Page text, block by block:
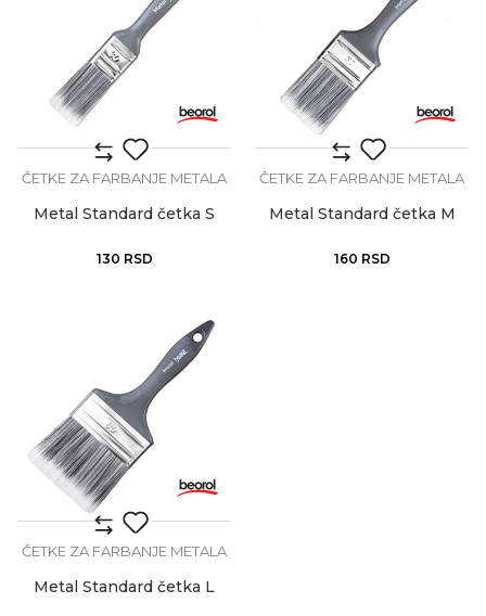
ČETKE ZA FARBANJE METALA
Metal Standard četka S
130 RSD
ČETKE ZA FARBANJE METALA
Metal Standard četka M
160 RSD
ČETKE ZA FARBANJE METALA
Metal Standard četka L